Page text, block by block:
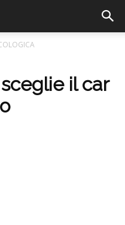
il car